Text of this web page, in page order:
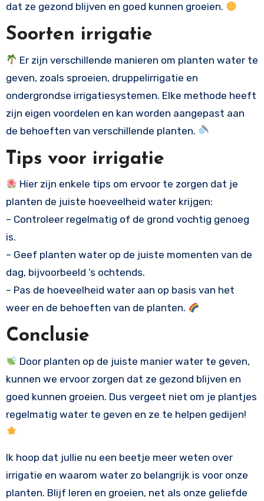
dat ze gezond blijven en goed kunnen groeien.
Soorten irrigatie
Er zijn verschillende manieren om planten water te
geven, zoals sproeien, druppelirrigatie en
ondergrondse irrigatiesystemen. Elke methode heeft
zijn eigen voordelen en kan worden aangepast aan
de behoeften van verschillende planten.
Tips voor irrigatie
Hier zijn enkele tips om ervoor te zorgen dat je
planten de juiste hoeveelheid water krijgen:
– Controleer regelmatig of de grond vochtig genoeg
is.
– Geef planten water op de juiste momenten van de
dag, bijvoorbeeld ’s ochtends.
– Pas de hoeveelheid water aan op basis van het
weer en de behoeften van de planten.
Conclusie
Door planten op de juiste manier water te geven,
kunnen we ervoor zorgen dat ze gezond blijven en
goed kunnen groeien. Dus vergeet niet om je plantjes
regelmatig water te geven en ze te helpen gedijen!
Ik hoop dat jullie nu een beetje meer weten over
irrigatie en waarom water zo belangrijk is voor onze
planten. Blijf leren en groeien, net als onze geliefde